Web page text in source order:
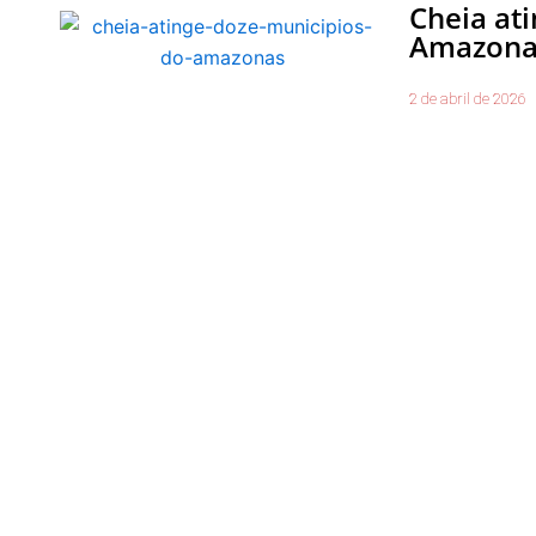
Cheia
2 de abril de 2026